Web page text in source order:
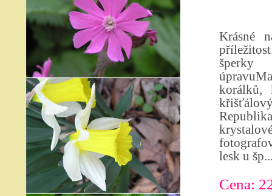
Krásné
šperky
korálků,
lesk u
Cena: